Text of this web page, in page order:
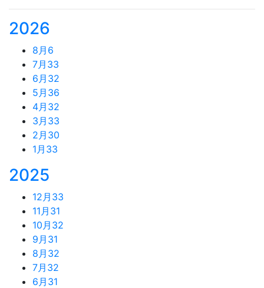
2026
8月 6
7月 33
6月 32
5月 36
4月 32
3月 33
2月 30
1月 33
2025
12月 33
11月 31
10月 32
9月 31
8月 32
7月 32
6月 31